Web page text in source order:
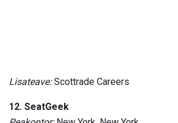
Lisateave:Scottrade Careers
12. SeatGeek